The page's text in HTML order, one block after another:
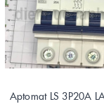
Aptomat LS 3P20A